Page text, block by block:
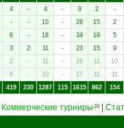
4 - 4 - 9 2 -
- - 10 - 26 15 2
6 - 18 - 34 19 5
3 2 11 - 23 15 9
2 - 11 - 26 11 10
6 - 10 - 17 11 11
419 230 1287 115 1615 862 154
Коммерческие турниры 24|